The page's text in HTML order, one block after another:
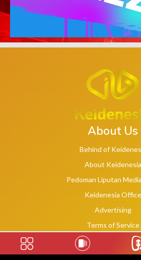
About Us
Behind of
About Keidenesia
Pedoman Liputan
Keidenesia Office
Advertising
Terms of Service
Privacy Policy
Social